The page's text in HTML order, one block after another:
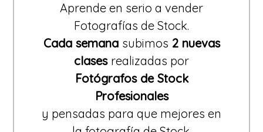
Aprende en serio a vender
Fotografías de Stock.
Cada semana subimos 2 nuevas
clases realizadas por
Fotógrafos de Stock
Profesionales
y pensadas para que mejores en